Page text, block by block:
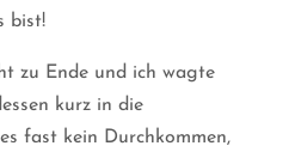
bist!
zu Ende und ich wagte
kurz in die
fast kein Durchkommen,